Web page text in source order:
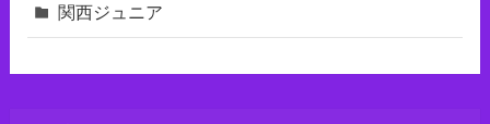
関西ジュニア